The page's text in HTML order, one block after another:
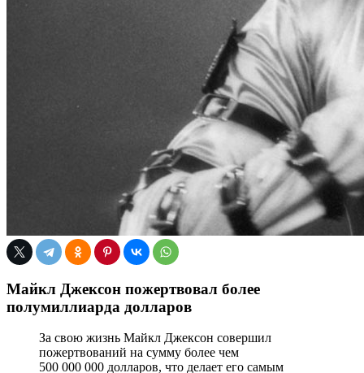
Майкл Джексон пожертвовал более
полумиллиарда долларов
За свою жизнь Майкл Джексон совершил
пожертвований на сумму более чем
500 000 000 долларов, что делает его самым